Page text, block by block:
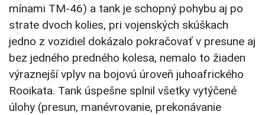
mínami TM-46) a tank je schopný pohybu aj po
strate dvoch kolies, pri vojenských skúškach
jedno z vozidiel dokázalo pokračovať v presune aj
bez jedného predného kolesa, nemalo to žiaden
výraznejší vplyv na bojovú úroveň juhoafrického
Rooikata. Tank úspešne splnil všetky vytýčené
úlohy (presun, manévrovanie, prekonávanie